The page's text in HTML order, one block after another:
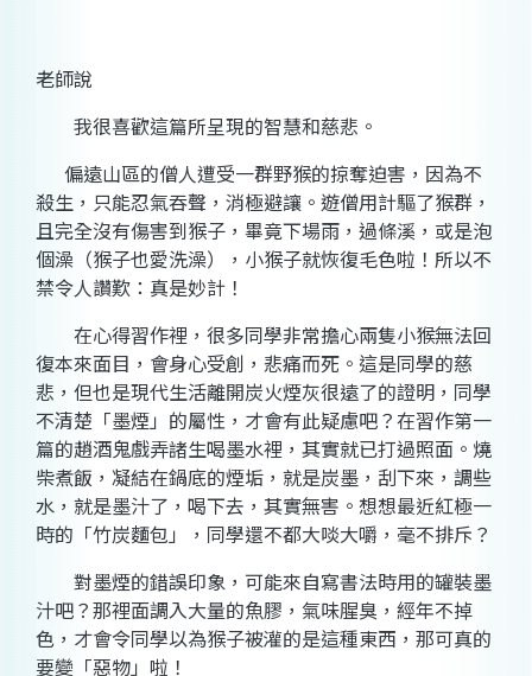
老師說
我很喜歡這篇所呈現的智慧和慈悲。
偏遠山區的僧人遭受一群野猴的掠奪迫害，因為不
殺生，只能忍氣吞聲，消極避讓。遊僧用計驅了猴群，
且完全沒有傷害到猴子，畢竟下場雨，過條溪，或是泡
個澡（猴子也愛洗澡），小猴子就恢復毛色啦！所以不
禁令人讚歎：真是妙計！
在心得習作裡，很多同學非常擔心兩隻小猴無法回
復本來面目，會身心受創，悲痛而死。這是同學的慈
悲，但也是現代生活離開炭火煙灰很遠了的證明，同學
不清楚「墨煙」的屬性，才會有此疑慮吧？在習作第一
篇的趙酒鬼戲弄諸生喝墨水裡，其實就已打過照面。燒
柴煮飯，凝結在鍋底的煙垢，就是炭墨，刮下來，調些
水，就是墨汁了，喝下去，其實無害。想想最近紅極一
時的「竹炭麵包」，同學還不都大啖大嚼，毫不排斥？
對墨煙的錯誤印象，可能來自寫書法時用的罐裝墨
汁吧？那裡面調入大量的魚膠，氣味腥臭，經年不掉
色，才會令同學以為猴子被灌的是這種東西，那可真的
要變「惡物」啦！